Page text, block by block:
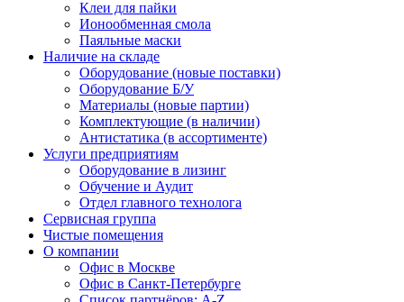
Клеи для пайки
Ионообменная смола
Паяльные маски
Наличие на складе
Оборудование (новые поставки)
Оборудование Б/У
Материалы (новые партии)
Комплектующие (в наличии)
Антистатика (в ассортименте)
Услуги предприятиям
Оборудование в лизинг
Обучение и Аудит
Отдел главного технолога
Сервисная группа
Чистые помещения
О компании
Офис в Москве
Офис в Санкт-Петербурге